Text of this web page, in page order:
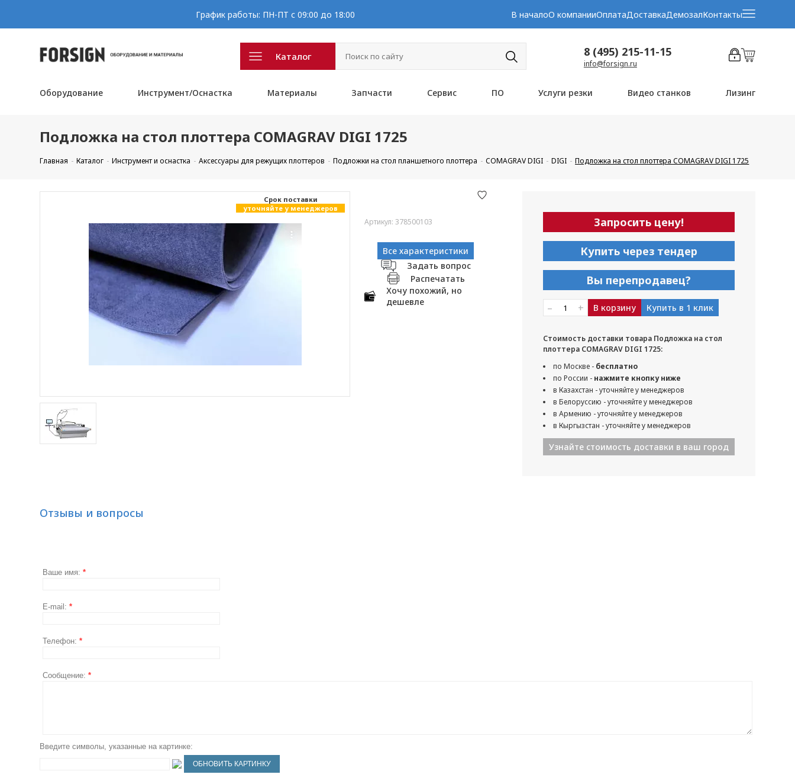
График работы: ПН-ПТ с 09:00 до 18:00 В началоО компанииОплатаДоставкаДемозалКонтакты
Каталог 8 (495) 215-11-15
info@forsign.ru
Оборудование Инструмент/Оснастка Материалы Запчасти Сервис ПО Услуги резки Видео станков Лизинг
Подложка на стол плоттера COMAGRAV DIGI 1725
Главная Каталог Инструмент и оснастка Аксессуары для режущих плоттеров Подложки на стол планшетного плоттера COMAGRAV DIGI DIGI Подложка на стол плоттера COMAGRAV DIGI 1725
Cрок поставки
уточняйте у менеджеров
Артикул: 378500103
Все характеристики
Задать вопрос
Распечатать
Хочу похожий, но
дешевле
Запросить цену!
Купить через тендер
Вы перепродавец?
– + В корзину Купить в 1 клик
Стоимость доставки товара Подложка на стол
плоттера COMAGRAV DIGI 1725:
по Москве - бесплатно
по России - нажмите кнопку ниже
в Казахстан - уточняйте у менеджеров
в Белоруссию - уточняйте у менеджеров
в Армению - уточняйте у менеджеров
в Кыргызстан - уточняйте у менеджеров
Узнайте стоимость доставки в ваш город
Отзывы и вопросы
Ваше имя:*
E-mail:*
Телефон:*
Сообщение:*
Введите символы, указанные на картинке: